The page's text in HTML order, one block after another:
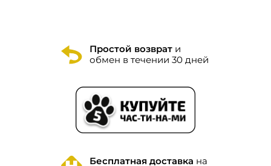
Простой возврати
обмен в течении 30 дней
Бесплатная доставка на